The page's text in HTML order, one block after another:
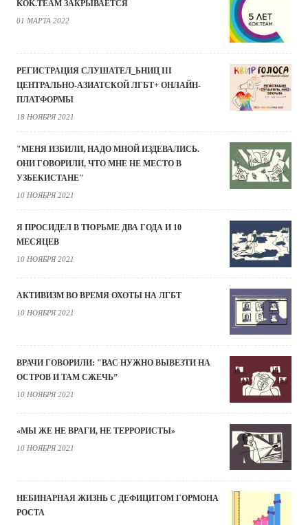
KOK.TEAM ЗАКРЫВАЕТСЯ
01 МАРТА 2022
РЕГИСТРАЦИЯ СЛУШАТЕЛ_ЬНИЦ III
ЦЕНТРАЛЬНО-АЗИАТСКОЙ ЛГБТ+ ОНЛАЙН-
ПЛАТФОРМЫ
18 НОЯБРЯ 2021
"МЕНЯ ИЗБИЛИ, НАДО МНОЙ ИЗДЕВАЛИСЬ.
ОНИ ГОВОРИЛИ, ЧТО МНЕ НЕ МЕСТО В
УЗБЕКИСТАНЕ"
10 НОЯБРЯ 2021
Я ПРОСИДЕЛ В ТЮРЬМЕ ДВА ГОДА И 10
МЕСЯЦЕВ
10 НОЯБРЯ 2021
АКТИВИЗМ ВО ВРЕМЯ ОХОТЫ НА ЛГБТ
10 НОЯБРЯ 2021
ВРАЧИ ГОВОРИЛИ: "ВАС НУЖНО ВЫВЕЗТИ НА
ОСТРОВ И ТАМ СЖЕЧЬ”
10 НОЯБРЯ 2021
«МЫ ЖЕ НЕ ВРАГИ, НЕ ТЕРРОРИСТЫ»
10 НОЯБРЯ 2021
НЕБИНАРНАЯ ЖИЗНЬ С ДЕФИЦИТОМ ГОРМОНА
РОСТА